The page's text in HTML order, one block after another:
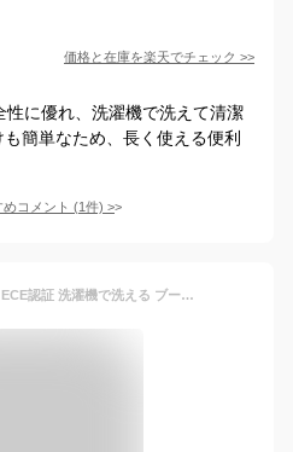
価格と在庫を楽天でチェック >>
に優れ、洗濯機で洗えて清潔
簡単なため、長く使える便利
コメント (1件) >
送料無料 R44適合 短納期 ECE認証 洗濯機で洗える ブースターシート チャイルドシート ジュニアシート 長く使える 洗える 取付簡単 キッズシート 1年保証